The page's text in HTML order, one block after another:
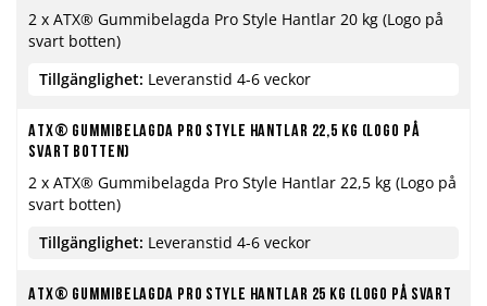
2 x ATX® Gummibelagda Pro Style Hantlar 20 kg (Logo på
svart botten)
Tillgänglighet: Leveranstid 4-6 veckor
ATX® Gummibelagda Pro Style Hantlar 22,5 kg (Logo på
svart botten)
2 x ATX® Gummibelagda Pro Style Hantlar 22,5 kg (Logo på
svart botten)
Tillgänglighet: Leveranstid 4-6 veckor
ATX® Gummibelagda Pro Style Hantlar 25 kg (Logo på svart